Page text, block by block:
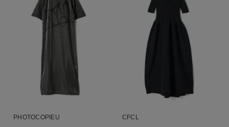
PHOTOCOPIEU
CFCL